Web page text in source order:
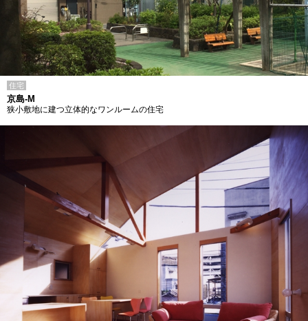
住宅
京島-M
狭小敷地に建つ立体的なワンルームの住宅